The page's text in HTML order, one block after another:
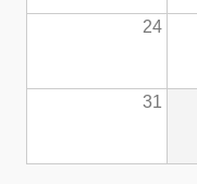
24
31